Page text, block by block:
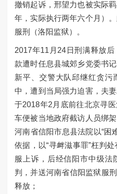
撤销起诉，邢望力也被实际
年，实际执行两年六个月）
服刑（洛阳监狱）。
2017年11 月 24 日刑满释放
款遭时任息县城郊乡党委书
新平、交警大队邱继红贪污
中，遭到当局强力迫害，夫
于2018年2 月底前往北京寻
车便被当地政府截访人员绑
河南省信阳市息县法院以“困
依据，以“寻衅滋事罪”枉判处
服上诉，后经信阳市中级法
判，并送河南省信阳监狱服刑
释放；